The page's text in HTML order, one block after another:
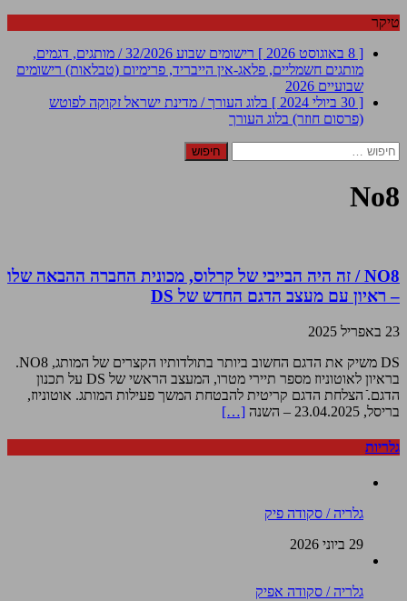
טיקר
[ 8 באוגוסט 2026 ]
רישומים שבוע 32/2026 / מותגים, דגמים,
מותגים חשמליים, פלאג-אין הייבריד, פרימיום (טבלאות) רישומים
שבועיים 2026
[ 30 ביולי 2024 ]
בלוג העורך / מדינת ישראל זקוקה לפוטש
(פרסום חוזר) בלוג העורך
חיפוש:
No8
NO8 / זה היה הבייבי של קרלוס, מכונית החברה ההבאה שלו
– ראיון עם מעצב הדגם החדש של DS
23 באפריל 2025
DS משיק את הדגם החשוב ביותר בתולדותיו הקצרים של המותג, NO8.
בראיון לאוטוניוז מספר תיירי מטרו, המעצב הראשי של DS על תכנון
הדגם.ֿ הצלחת הדגם קריטית להבטחת המשך פעילות המותג. אוטוניוז,
בריסל, 23.04.2025 – השנה
[…]
גלריות
גלריה / סקודה פיק
29 ביוני 2026
גלריה / סקודה אפיק